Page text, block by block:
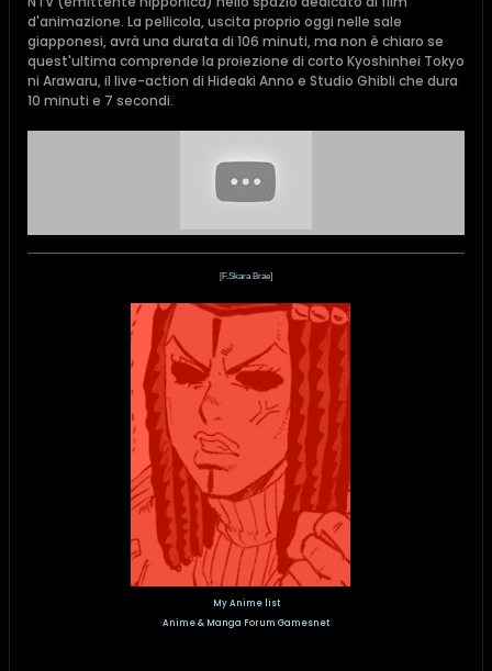
d'animazione. La pellicola, uscita proprio oggi nelle sale
giapponesi, avrà una durata di 106 minuti, ma non è chiaro se
quest'ultima comprende la proiezione di corto Kyoshinhei Tokyo
ni Arawaru, il live-action di Hideaki Anno e Studio Ghibli che dura
10 minuti e 7 secondi.
[F.Skara Brae]
My Anime list
Anime & Manga Forum Gamesnet